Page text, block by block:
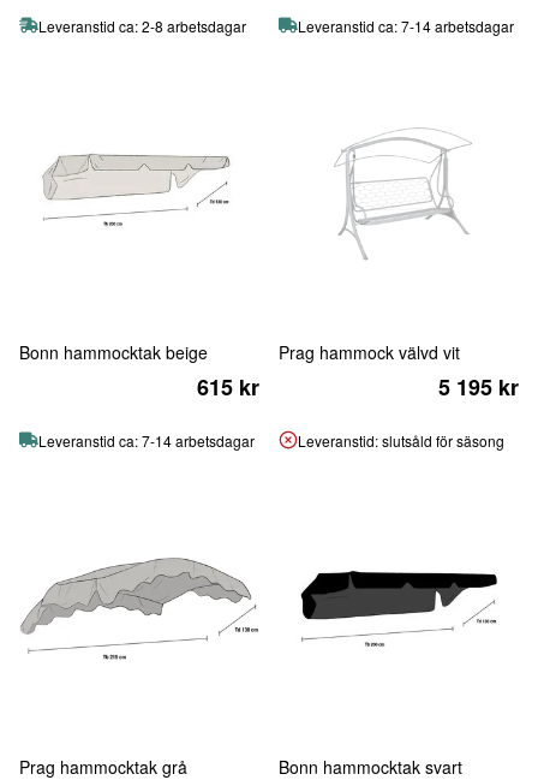
Leveranstid ca: 2-8 arbetsdagar Leveranstid ca: 7-14 arbetsdagar
Bonn hammocktak beige
615 kr
Leveranstid ca: 7-14 arbetsdagar
Prag hammock välvd vit
5 195 kr
Leveranstid: slutsåld för säsong
Prag hammocktak grå Bonn hammocktak svart